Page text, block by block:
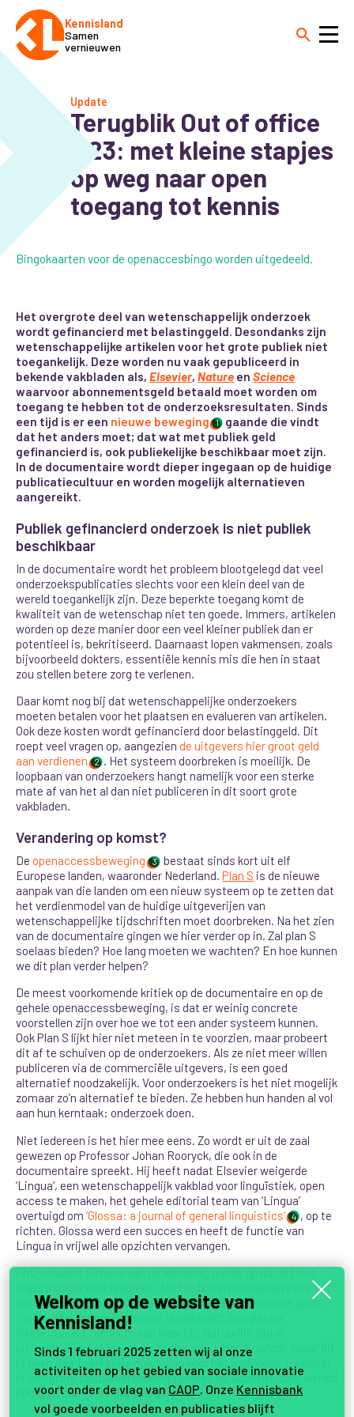
Kennisland
Samen
vernieuwen
Update
Terugblik Out of office
#23: met kleine stapjes
op weg naar open
toegang tot kennis
Bingokaarten voor de openaccesbingo worden uitgedeeld.
Het overgrote deel van wetenschappelijk onderzoek
wordt gefinancierd met belastinggeld. Desondanks zijn
wetenschappelijke artikelen voor het grote publiek niet
toegankelijk. Deze worden nu vaak gepubliceerd in
bekende vakbladen als,Elsevier,Nature enScience
waarvoor abonnementsgeld betaald moet worden om
toegang te hebben tot de onderzoeksresultaten. Sinds
een tijd is er een nieuwe beweging 1 gaande die vindt
dat het anders moet; dat wat met publiek geld
gefinancierd is, ook publiekelijke beschikbaar moet zijn.
In de documentaire wordt dieper ingegaan op de huidige
publicatiecultuur en worden mogelijk alternatieven
aangereikt.
Publiek gefinancierd onderzoek is niet publiek
beschikbaar
In de documentaire wordt het probleem blootgelegd dat veel
onderzoekspublicaties slechts voor een klein deel van de
wereld toegankelijk zijn. Deze beperkte toegang komt de
kwaliteit van de wetenschap niet ten goede. Immers, artikelen
worden op deze manier door een veel kleiner publiek dan er
potentieel is, bekritiseerd. Daarnaast lopen vakmensen, zoals
bijvoorbeeld dokters, essentiële kennis mis die hen in staat
zou stellen betere zorg te verlenen.
Daar komt nog bij dat wetenschappelijke onderzoekers
moeten betalen voor het plaatsen en evalueren van artikelen.
Ook deze kosten wordt gefinancierd door belastinggeld. Dit
roept veel vragen op, aangeziende uitgevers hier groot geld
aan verdienen
2 . Het systeem doorbreken is moeilijk. De
loopbaan van onderzoekers hangt namelijk voor een sterke
mate af van het al dan niet publiceren in dit soort grote
vakbladen.
Verandering op komst?
De openaccessbeweging 3 bestaat sinds kort uit elf
Europese landen, waaronder Nederland.Plan S is de nieuwe
aanpak van die landen om een nieuw systeem op te zetten dat
het verdienmodel van de huidige uitgeverijen van
wetenschappelijke tijdschriften moet doorbreken. Na het zien
van de documentaire gingen we hier verder op in. Zal plan S
soelaas bieden? Hoe lang moeten we wachten? En hoe kunnen
we dit plan verder helpen?
De meest voorkomende kritiek op de documentaire en op de
gehele openaccessbeweging, is dat er weinig concrete
voorstellen zijn over hoe we tot een ander systeem kunnen.
Ook Plan S lijkt hier niet meteen in te voorzien, maar probeert
dit af te schuiven op de onderzoekers. Als ze niet meer willen
publiceren via de commerciële uitgevers, is een goed
alternatief noodzakelijk. Voor onderzoekers is het niet mogelijk
zomaar zo’n alternatief te bieden. Ze hebben hun handen al vol
aan hun kerntaak: onderzoek doen.
Niet iedereen is het hier mee eens. Zo wordt er uit de zaal
gewezen op Professor Johan Rooryck, die ook in de
documentaire spreekt. Hij heeft nadat Elsevier weigerde
‘Lingua’, een wetenschappelijk vakblad voor linguïstiek, open
access te maken, het gehele editorial team van ‘Lingua’
overtuigd om‘Glossa: a journal of general linguistics’ 4 , op te
richten. Glossa werd een succes en heeft de functie van
Lingua in vrijwel alle opzichten vervangen.
realistisch is voor iedereen. Niet iedereen kan op deze manier
rebelleren. Daarbij zullen veel onderzoekers individueel geen
risico willen lopen. Professor Hugenholtz, hoogleraar
intellectueel Eigendom valt haar bij. Natuurlijk zijn er
uitzonderlijke helden, zoals Professor Johan Rooryck, maar dit
is geen daadwerkelijke oplossing voor het probleem. Daarvoor
is een grote cultuurverandering binnen de academische wereld
nodig en dat heeft tijd nodig.
Welkom op de website van
Kennisland!
Sinds 1 februari 2025 zetten wij al onze
activiteiten op het gebied van sociale innovatie
voort onder de vlag van CAOP. Onze Kennisbank
vol goede voorbeelden en publicaties blijft